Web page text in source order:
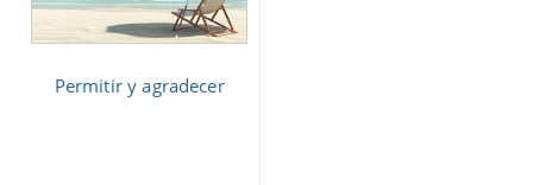
Permitir y agradecer